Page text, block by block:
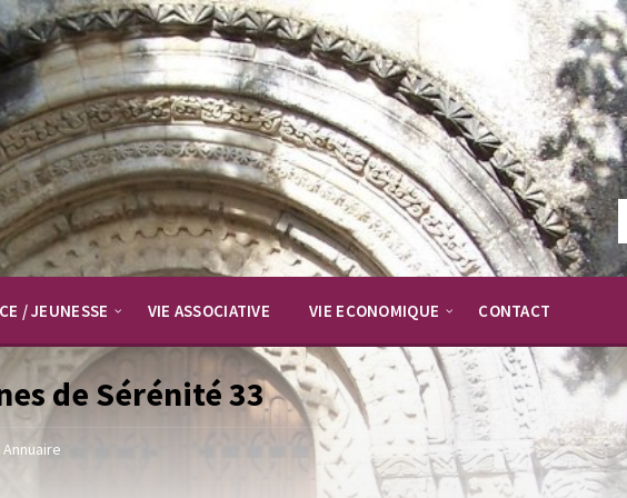
/ JEUNESSE VIE ASSOCIATIVE VIE ECONOMIQUE CONTACT
de Sérénité 33
Annuaire